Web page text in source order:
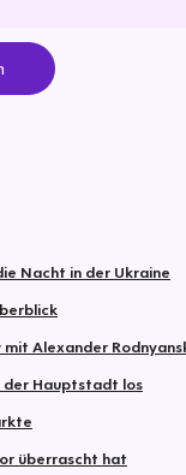
Nacht in der Ukraine
Interview mit Alexander
der Hauptstadt los
überrascht hat